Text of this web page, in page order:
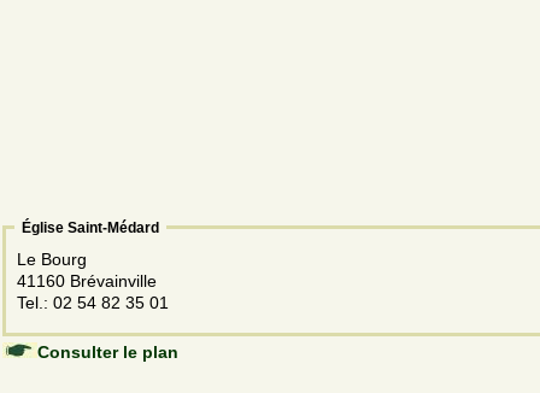
Église Saint-Médard
Le Bourg
41160 Brévainville
Tel.: 02 54 82 35 01
Consulter le plan